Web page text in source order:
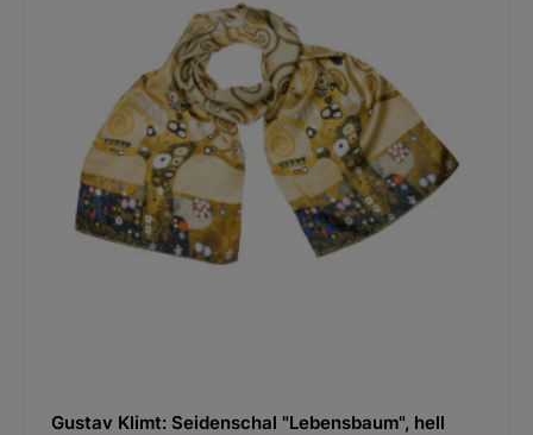
Gustav Klimt: Seidenschal "Lebensbaum", hell